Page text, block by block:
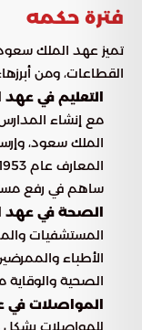
فترة حكمه
تميز عهد الملك سعود
القطاعات، ومن أبرزها:
التعليم في
مع إنشاء
الملك سعود،
ساهم في رفع
الصحة في عهد
المستشفيات
الأطباء
الصحية والوقاية
المواصلات في